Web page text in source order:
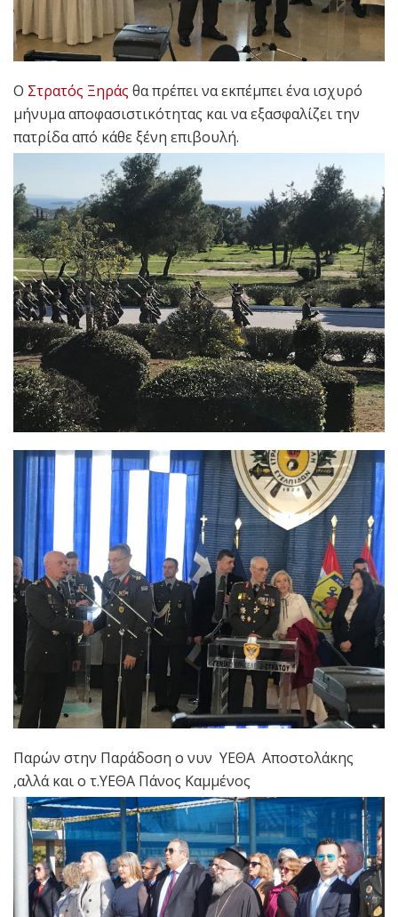
Ο Στρατός Ξηράς θα πρέπει να εκπέμπει ένα ισχυρό
μήνυμα αποφασιστικότητας και να εξασφαλίζει την
πατρίδα από κάθε ξένη επιβουλή.
Παρών στην Παράδοση ο νυν ΥΕΘΑ Αποστολάκης
,αλλά και ο τ.ΥΕΘΑ Πάνος Καμμένος